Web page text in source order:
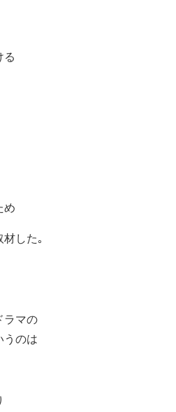
る
め
した｡
ラマの
うのは